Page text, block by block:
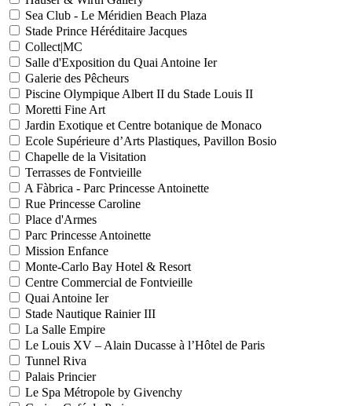
Sea Club - Le Méridien Beach Plaza
Stade Prince Héréditaire Jacques
Collect|MC
Salle d'Exposition du Quai Antoine Ier
Galerie des Pêcheurs
Piscine Olympique Albert II du Stade Louis II
Moretti Fine Art
Jardin Exotique et Centre botanique de Monaco
Ecole Supérieure d’Arts Plastiques, Pavillon Bosio
Chapelle de la Visitation
Terrasses de Fontvieille
A Fàbrica - Parc Princesse Antoinette
Rue Princesse Caroline
Place d'Armes
Parc Princesse Antoinette
Mission Enfance
Monte-Carlo Bay Hotel & Resort
Centre Commercial de Fontvieille
Quai Antoine Ier
Stade Nautique Rainier III
La Salle Empire
Le Louis XV – Alain Ducasse à l’Hôtel de Paris
Tunnel Riva
Palais Princier
Le Spa Métropole by Givenchy